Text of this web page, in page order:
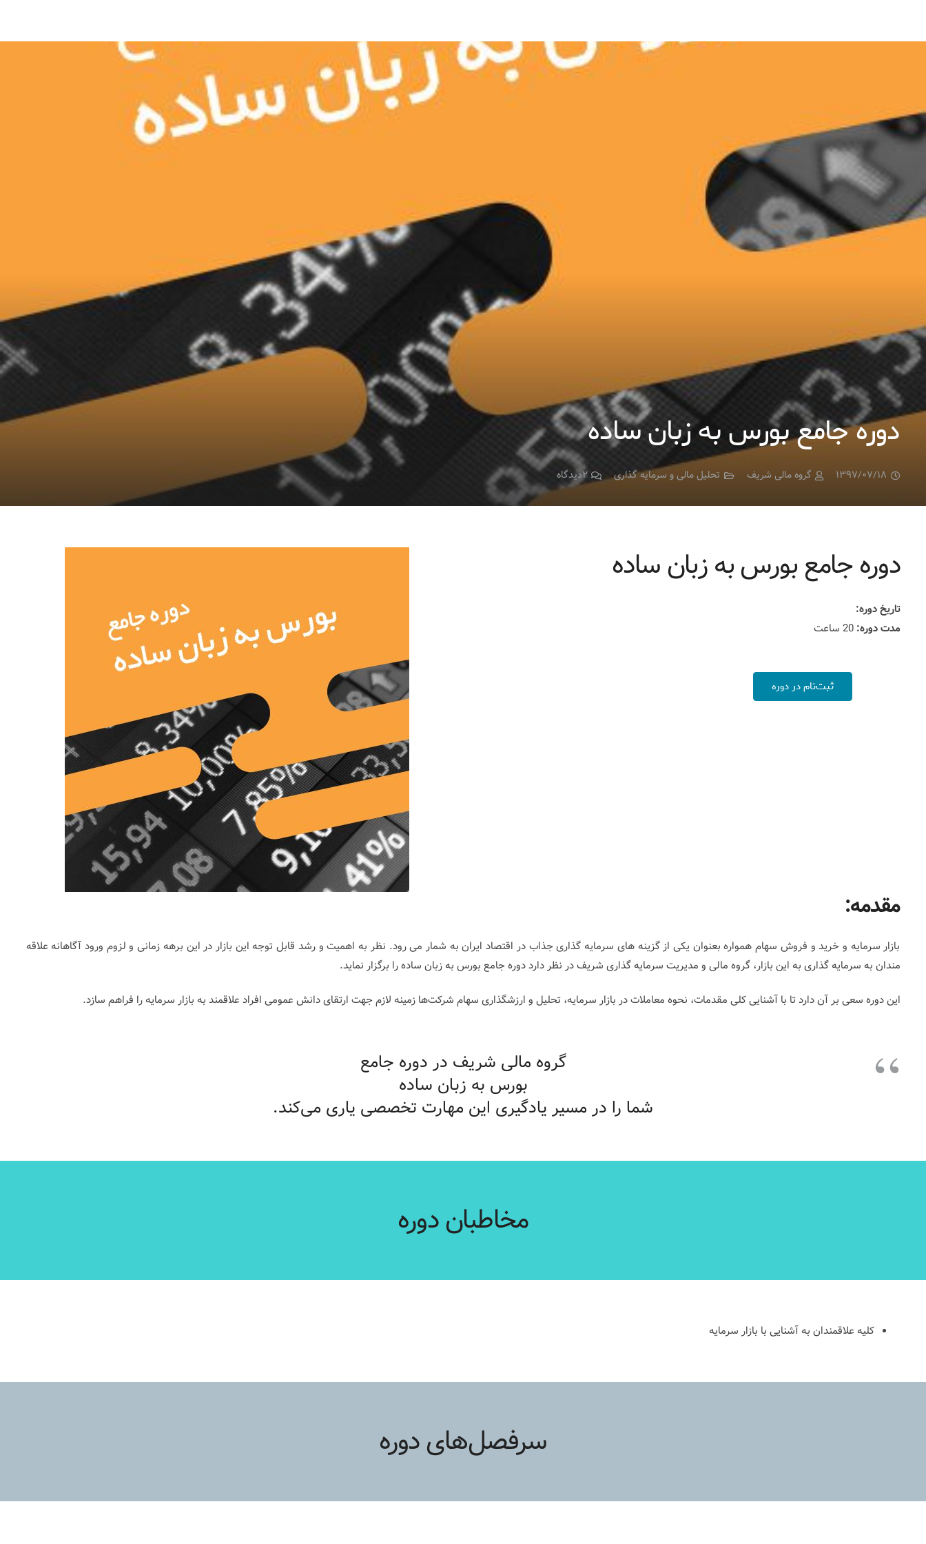
دوره جامع بورس به زبان ساده
۱۳۹۷/۰۷/۱۸ گروه مالی شریف تحلیل مالی و سرمایه گذاری ۲دیدگاه
دوره جامع بورس به زبان ساده
تاریخ دوره:
مدت دوره:20 ساعت
ثبت‌نام در دوره
مقدمه:
بازار سرمایه و خرید و فروش سهام همواره بعنوان یکی از گزینه های سرمایه گذاری جذاب در اقتصاد ایران به شمار می رود. نظر به اهمیت و رشد قابل توجه این بازار در این برهه زمانی و لزوم ورود آگاهانه علاقه
مندان به سرمایه گذاری به این بازار، گروه مالی و مدیریت سرمایه گذاری شریف در نظر دارد دوره جامع بورس به زبان ساده را برگزار نماید.
این دوره سعی بر آن دارد تا با آشنایی کلی مقدمات، نحوه معاملات در بازار سرمایه، تحلیل و ارزشگذاری سهام شرکت‌ها زمینه لازم جهت ارتقای دانش عمومی افراد علاقمند به بازار سرمایه را فراهم سازد.
گروه مالی شریف در دوره جامع
بورس به زبان ساده
شما را در مسیر یادگیری این مهارت تخصصی یاری می‌کند.
مخاطبان دوره
کلیه علاقمندان به آشنایی با بازار سرمایه
سرفصل‌های دوره